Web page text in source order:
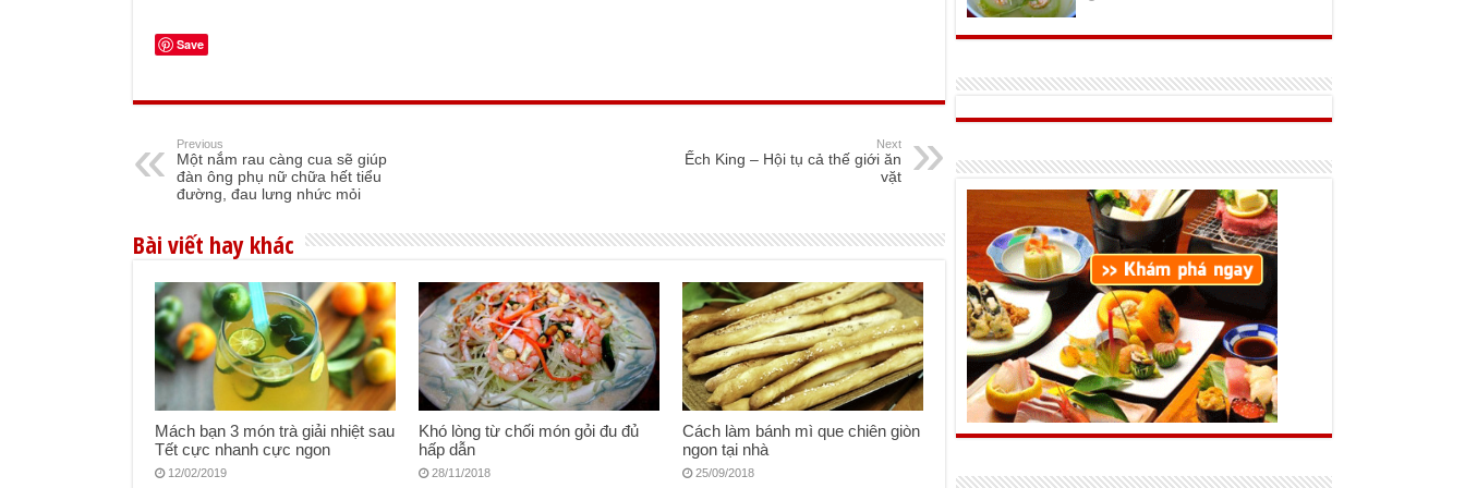
Save
Previous
Một nắm rau càng cua sẽ giúp
đàn ông phụ nữ chữa hết tiểu
đường, đau lưng nhức mỏi
Next
Ếch King – Hội tụ cả thế giới ăn
vặt
Bài viết hay khác
Mách bạn 3 món trà giải nhiệt sau
Tết cực nhanh cực ngon
12/02/2019
Khó lòng từ chối món gỏi đu đủ
hấp dẫn
28/11/2018
Cách làm bánh mì que chiên giòn
ngon tại nhà
25/09/2018